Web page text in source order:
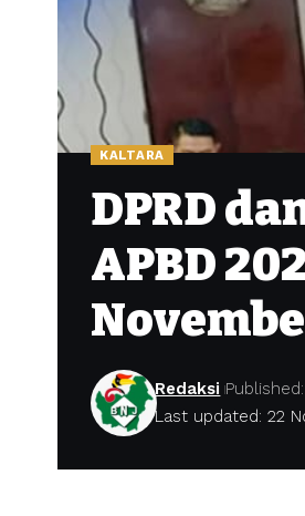
KALTARA
DPRD
APBD
Last updated: 22
Redaksi